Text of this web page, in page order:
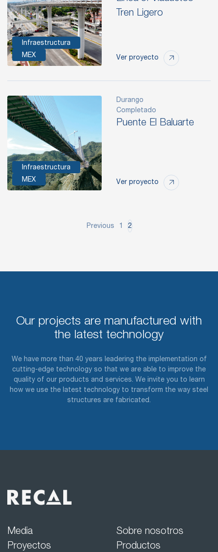
Infraestructura
MEX
Tren Ligero
Ver proyecto
Infraestructura
MEX
Durango
Completado
Puente El Baluarte
Ver proyecto
Previous 1 2
Our projects are manufactured with
the latest technology
We have more than 40 years leadering the implementation of
cutting-edge technology so that we are able to improve the
quality of our products and services. We invite you to learn
how we use the latest technology to transform the way steel
structures are fabricated.
Media
Sobre nosotros
Proyectos
Productos